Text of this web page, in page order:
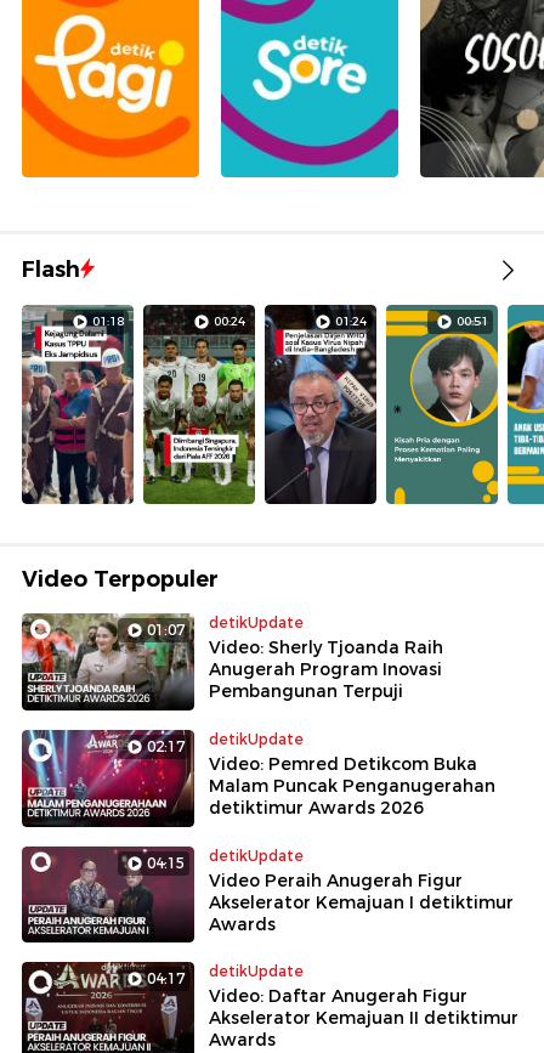
Flash
01:18 00:24 01:24 00:51
Video Terpopuler
01:07 detikUpdate
Video: Sherly Tjoanda Raih
Anugerah Program Inovasi
Pembangunan Terpuji
02:17 detikUpdate
Video: Pemred Detikcom Buka
Malam Puncak Penganugerahan
detiktimur Awards 2026
04:15 detikUpdate
Video Peraih Anugerah Figur
Akselerator Kemajuan I detiktimur
Awards
04:17 detikUpdate
Video: Daftar Anugerah Figur
Akselerator Kemajuan II detiktimur
Awards